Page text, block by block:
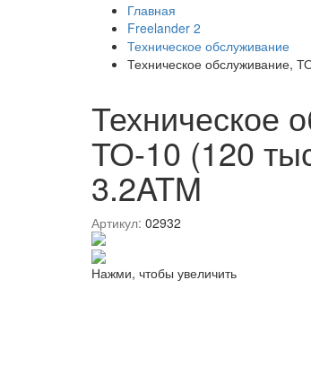
Главная
Freelander 2
Техническое обслуживание
Техническое обслуживание,
Техническое
ТО-10 (120
3.2ATM
Артикул: 02932
Нажми, чтобы увеличить